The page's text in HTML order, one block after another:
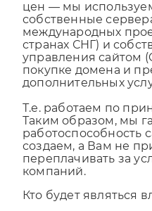
собственные
международных
странах СНГ) и
управления сайтом
покупке домена и
дополнительных
Таким образом, мы
работоспособность
создаем, а Вам не
переплачивать за
компаний.